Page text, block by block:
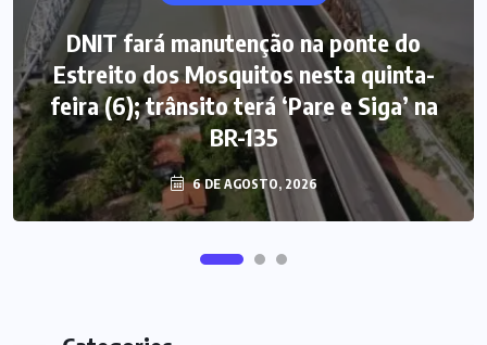
DNIT fará manutenção na ponte do
Estreito dos Mosquitos nesta quinta-
feira (6); trânsito terá ‘Pare e Siga’ na
BR-135
6 DE AGOSTO, 2026